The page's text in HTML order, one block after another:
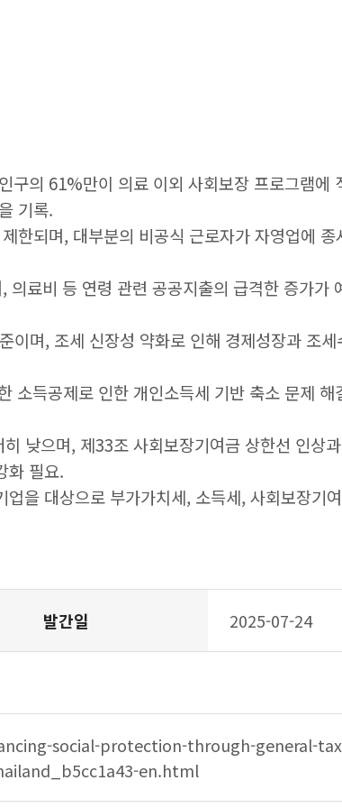
구의 61%만이 의료 이외 사회보장 프로그램에
기록.
한되며, 대부분의 비공식 근로자가 자영업에 종
료비 등 연령 관련 공공지출의 급격한 증가가
며, 조세 신장성 약화로 인해 경제성장과 조세
소득공제로 인한 개인소득세 기반 축소 문제 해
낮으며, 제33조 사회보장기여금 상한선 인상
화 필요.
을 대상으로 부가가치세, 소득세, 사회보장기
발간일 2025-07-24
social-protection-through-general-
en.html